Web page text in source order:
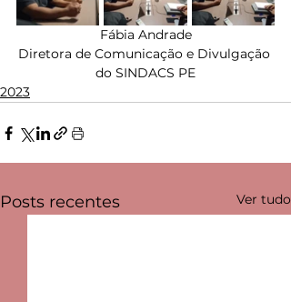
Fábia Andrade
Diretora de Comunicação e Divulgação
do SINDACS PE
2023
Posts recentes Ver tudo